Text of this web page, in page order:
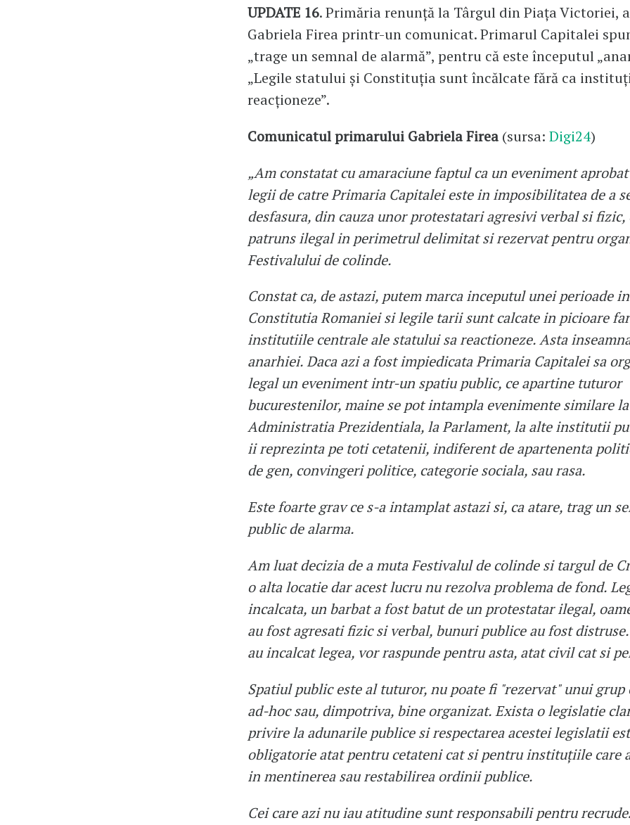
UPDATE 16. Primăria renunță la Târgul din Piața Victoriei,
Gabriela Firea printr-un comunicat. Primarul Capitalei
„trage un semnal de alarmă”, pentru că este începutul
„Legile statului și Constituția sunt încălcate fără ca
reacționeze”.
Comunicatul primarului Gabriela Firea (sursa: Digi24)
„Am constatat cu amaraciune faptul ca un eveniment
legii de catre Primaria Capitalei este in imposibilitatea de a
desfasura, din cauza unor protestatari agresivi verbal si fizic,
patruns ilegal in perimetrul delimitat si rezervat pentru
Festivalului de colinde.
Constat ca, de astazi, putem marca inceputul unei perioade
Constitutia Romaniei si legile tarii sunt calcate in picioare
institutiile centrale ale statului sa reactioneze. Asta
anarhiei. Daca azi a fost impiedicata Primaria Capitalei sa
legal un eveniment intr-un spatiu public, ce apartine tuturor
bucurestenilor, maine se pot intampla evenimente similare la
Administratia Prezidentiala, la Parlament, la alte institutii
ii reprezinta pe toti cetatenii, indiferent de apartenenta
de gen, convingeri politice, categorie sociala, sau rasa.
Este foarte grav ce s-a intamplat astazi si, ca atare, trag un
public de alarma.
Am luat decizia de a muta Festivalul de colinde si targul de
o alta locatie dar acest lucru nu rezolva problema de fond.
incalcata, un barbat a fost batut de un protestatar ilegal,
au fost agresati fizic si verbal, bunuri publice au fost
au incalcat legea, vor raspunde pentru asta, atat civil cat si
Spatiul public este al tuturor, nu poate fi "rezervat" unui
ad-hoc sau, dimpotriva, bine organizat. Exista o legislatie
privire la adunarile publice si respectarea acestei legislatii
obligatorie atat pentru cetateni cat si pentru instituţiile care
in mentinerea sau restabilirea ordinii publice.
Cei care azi nu iau atitudine sunt responsabili pentru